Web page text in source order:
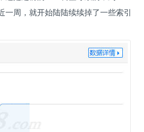
周，就开始陆陆续续掉了一些索引